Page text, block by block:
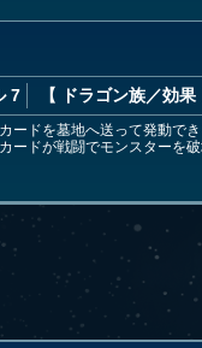
7 【 ドラゴン族／効果
ードを墓地へ送って発動でき
ードが戦闘でモンスターを